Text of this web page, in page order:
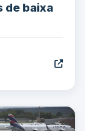
de baixa